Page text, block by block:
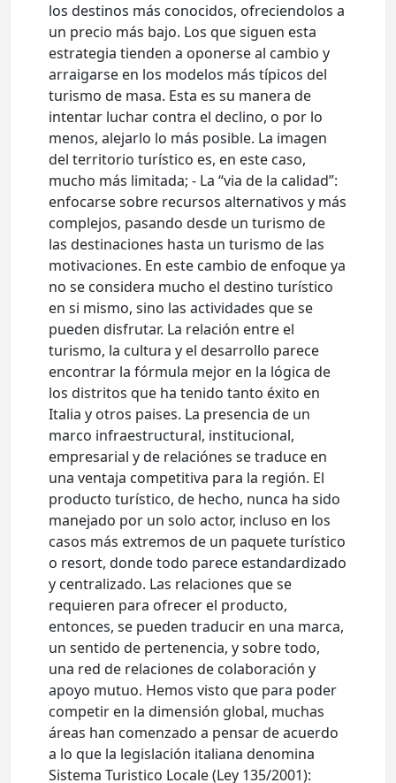
los destinos más conocidos, ofreciendolos a
un precio más bajo. Los que siguen esta
estrategia tienden a oponerse al cambio y
arraigarse en los modelos más típicos del
turismo de masa. Esta es su manera de
intentar luchar contra el declino, o por lo
menos, alejarlo lo más posible. La imagen
del territorio turístico es, en este caso,
mucho más limitada; - La “via de la calidad”:
enfocarse sobre recursos alternativos y más
complejos, pasando desde un turismo de
las destinaciones hasta un turismo de las
motivaciones. En este cambio de enfoque ya
no se considera mucho el destino turístico
en si mismo, sino las actividades que se
pueden disfrutar. La relación entre el
turismo, la cultura y el desarrollo parece
encontrar la fórmula mejor en la lógica de
los distritos que ha tenido tanto éxito en
Italia y otros paises. La presencia de un
marco infraestructural, institucional,
empresarial y de relaciónes se traduce en
una ventaja competitiva para la región. El
producto turístico, de hecho, nunca ha sido
manejado por un solo actor, incluso en los
casos más extremos de un paquete turístico
o resort, donde todo parece estandardizado
y centralizado. Las relaciones que se
requieren para ofrecer el producto,
entonces, se pueden traducir en una marca,
un sentido de pertenencia, y sobre todo,
una red de relaciones de colaboración y
apoyo mutuo. Hemos visto que para poder
competir en la dimensión global, muchas
áreas han comenzado a pensar de acuerdo
a lo que la legislación italiana denomina
Sistema Turistico Locale (Ley 135/2001):